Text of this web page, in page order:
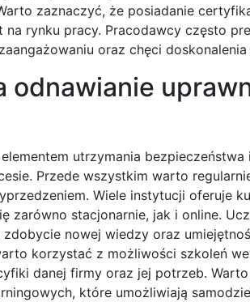
zaznaczyć, że posiadanie
rynku pracy. Pracodawcy często
oraz chęci doskonalenia
odnawianie
utrzymania
Przede wszystkim warto
Wiele instytucji oferuje
stacjonarnie, jak i online.
nowej wiedzy oraz
korzystać z możliwości szkoleń
danej firmy oraz jej potrzeb.
które umożliwiają